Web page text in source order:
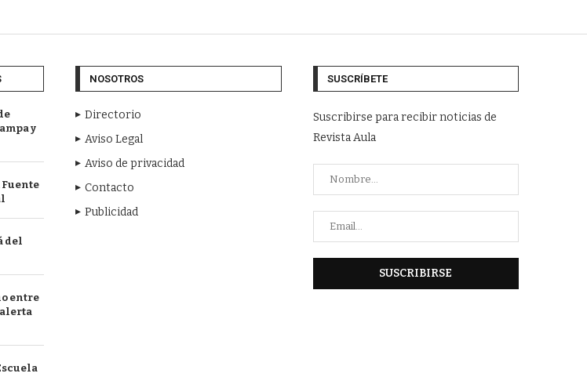
y
Fuente
del
entre
NOSOTROS
Directorio
Aviso Legal
Aviso de privacidad
Contacto
Publicidad
SUSCRÍBETE
Suscribirse para recibir noticias de
Revista Aula